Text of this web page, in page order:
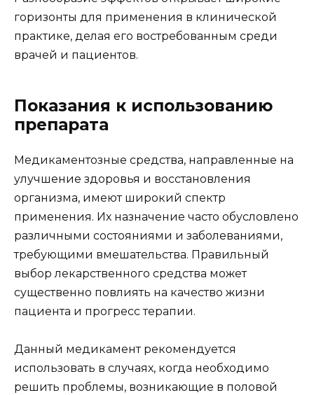
горизонты для применения в клинической
практике, делая его востребованным среди
врачей и пациентов.
Показания к использованию
препарата
Медикаментозные средства, направленные на
улучшение здоровья и восстановления
организма, имеют широкий спектр
применения. Их назначение часто обусловлено
различными состояниями и заболеваниями,
требующими вмешательства. Правильный
выбор лекарственного средства может
существенно повлиять на качество жизни
пациента и прогресс терапии.
Данный медикамент рекомендуется
использовать в случаях, когда необходимо
решить проблемы, возникающие в половой